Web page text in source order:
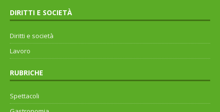
DIRITTI E SOCIETÀ
Diritti e società
Lavoro
RUBRICHE
Spettacoli